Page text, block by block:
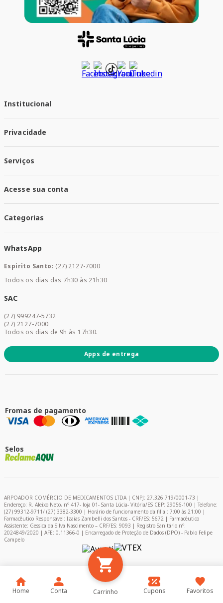
Home Conta Carrinho Cupons Favoritos
Institucional
Trabalhe conosco
Responsabilidade Social
Nossas Lojas
Privacidade
Política de Entrega
Trocas e Devoluções
Serviços
Santa Mais Exames
Santa Mais Serviços
Santa Mais Convenios
Acesse sua conta
Meus Pedidos
Categorias
Saúde e Bem-estar
Mamães e Bebê
Dermocosméticos
Promoções
WhatsApp
Espirito Santo: (27) 2127-7000
Todos os dias das 7h30 às 21h30
SAC
(27) 999247-5732
(27) 2127-7000
Todos os dias de 9h às 17h30.
Apps de entrega
Fromas de pagamento
Selos
ARPOADOR COMÉRCIO DE MEDICAMENTOS LTDA | CNPJ: 27.326.719/0001-73 |
Endereço: R. Aleixo Neto, nº 417- loja 01- Santa Lúcia- Vitória/ES CEP: 29056-100 | Telefone:
(27) 99312-9711/ (27) 3382-3300 | Horário de funcionamento da filial: 7:00 às 21:00 |
Farmacêutico Responsável: Izaias Zambelli dos Santos - CRF/ES: 5672 | Farmacêutico
Assistente: Gessica da Silva Nascimento – CRF/ES: 9093 | Registro Sanitário nº:
2024849/2020 | AFE: 0.11366-0 | Encarregado de Proteção de Dados (DPO) - Pablo Felipe
Campelo